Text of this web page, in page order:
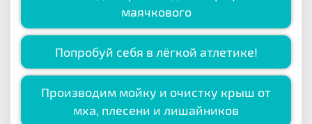
маячкового
Попробуй себя в лёгкой атлетике!
Производим мойку и очистку крыш от
мха, плесени и лишайников